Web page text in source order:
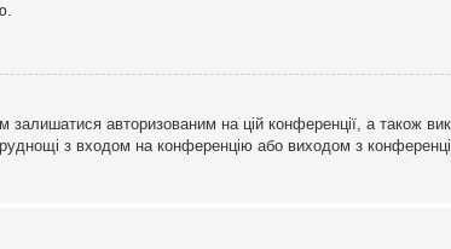
авторизованим на цій конференції, а також
з входом на конференцію або виходом з